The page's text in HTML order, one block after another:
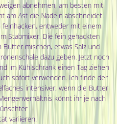
abnehmen, am besten mit
am Ast die Nadeln abschneidet.
entweder mit einem
Stabmixer. Die fein gehackten
mischen, etwas Salz und
dazu geben. Jetzt noch
im Kühlschrank einen Tag ziehen
sofort verwenden. Ich finde der
intensiver, wenn die Butter
könnt ihr je nach
variieren.